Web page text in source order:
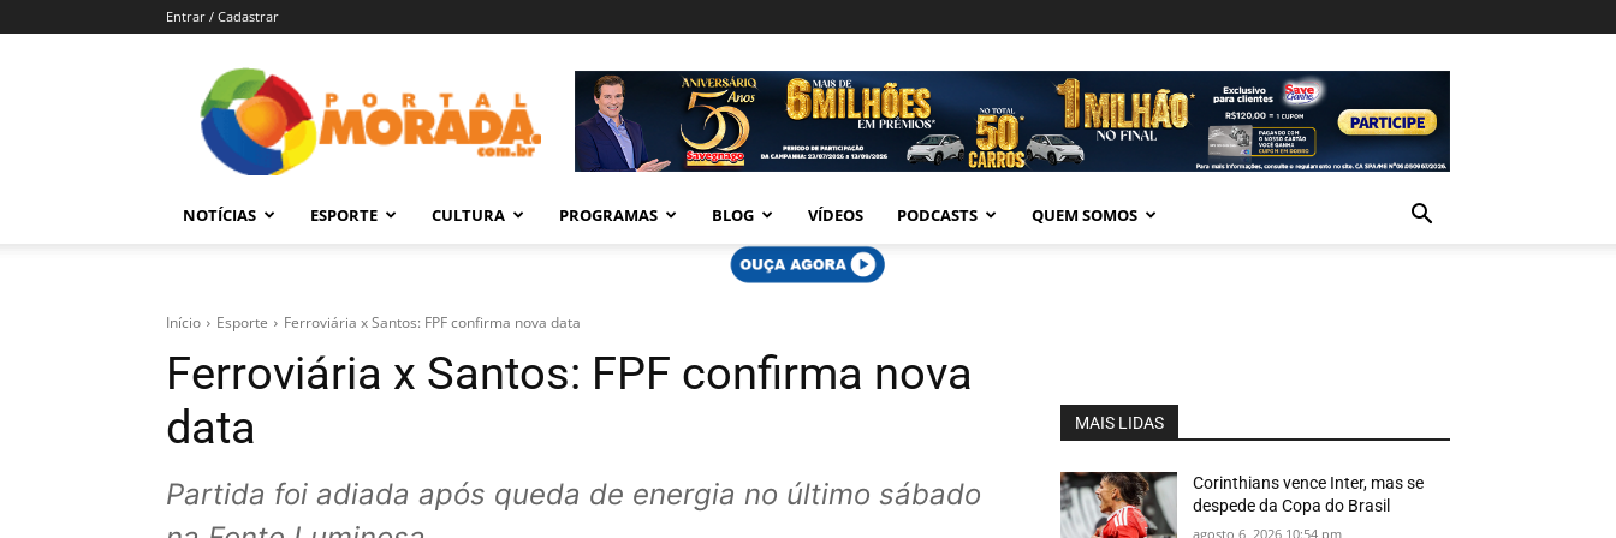
Entrar / Cadastrar
Morada
–
Araraquara
NOTÍCIAS ESPORTE CULTURA PROGRAMAS BLOG VÍDEOS PODCASTS QUEM SOMOS
Início Esporte Ferroviária x Santos: FPF confirma nova data
Ferroviária x Santos: FPF confirma nova
data
Partida foi adiada após queda de energia no último sábado
MAIS LIDAS
Corinthians vence Inter, mas se
despede da Copa do Brasil
agosto 6, 2026 10:54 pm